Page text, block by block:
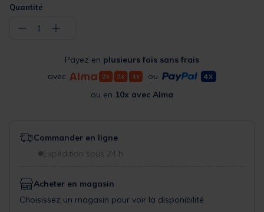
Quantité
− 1 +
Payez en plusieurs fois sans frais
avec
ou
ou en 10x avec Alma
Commander en ligne
Expédition sous 24 h
Acheter en magasin
Choisissez un magasin pour voir la disponibilité